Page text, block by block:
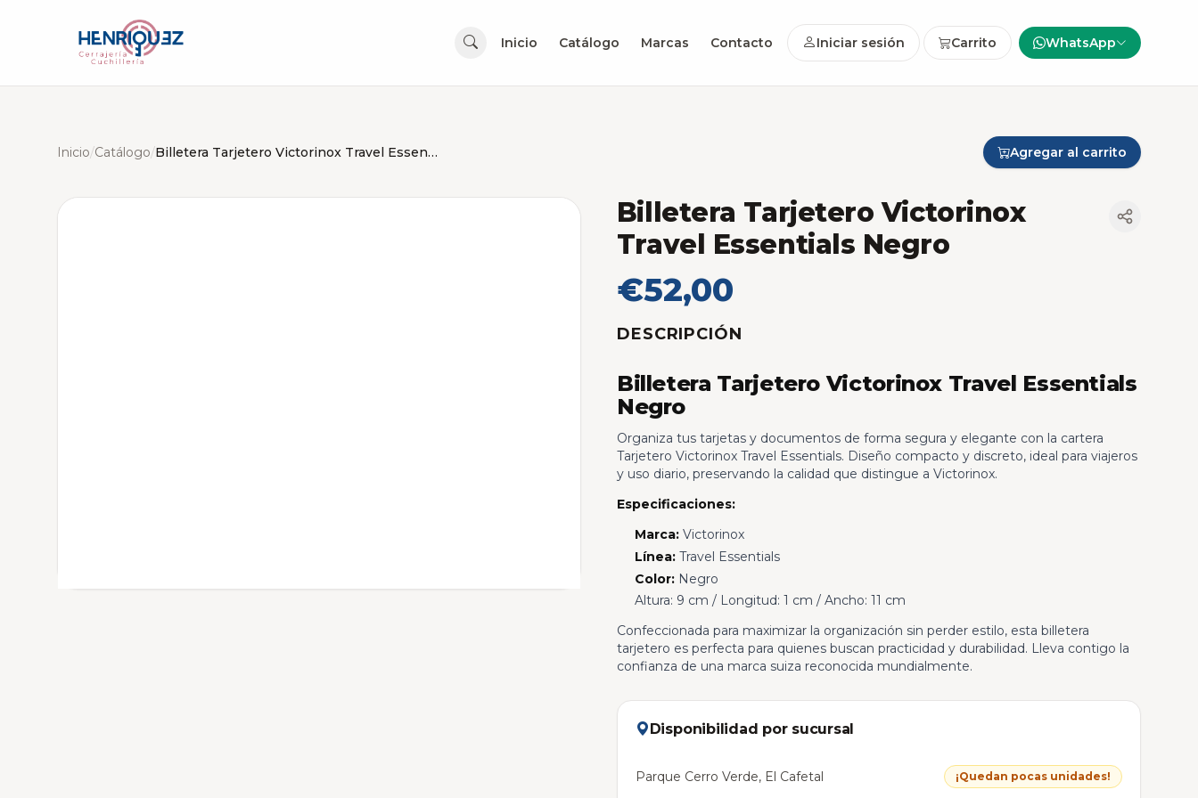
Inicio Catálogo Marcas Contacto Iniciar sesión Carrito WhatsApp
Inicio/Catálogo/ Billetera Tarjetero Victorinox Travel Essentials Negro Agregar al carrito
Billetera Tarjetero Victorinox
Travel Essentials Negro
€52,00
DESCRIPCIÓN
Billetera Tarjetero Victorinox Travel Essentials
Negro
Organiza tus tarjetas y documentos de forma segura y elegante con la cartera
Tarjetero Victorinox Travel Essentials. Diseño compacto y discreto, ideal para viajeros
y uso diario, preservando la calidad que distingue a Victorinox.
Especificaciones:
Marca:Victorinox
Línea:Travel Essentials
Color:Negro
Altura: 9 cm / Longitud: 1 cm / Ancho: 11 cm
Confeccionada para maximizar la organización sin perder estilo, esta billetera
tarjetero es perfecta para quienes buscan practicidad y durabilidad. Lleva contigo la
confianza de una marca suiza reconocida mundialmente.
Disponibilidad por sucursal
Parque Cerro Verde, El Cafetal ¡Quedan pocas unidades!